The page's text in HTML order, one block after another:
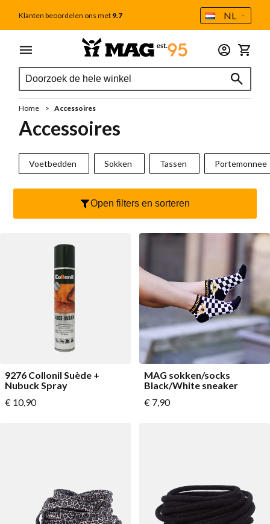
Klanten beoordelen ons met 9.7
Taal NL
Menu
Zoek
Zoek
Zoek
Alle dames
Sale
Outlet
Dames
Sneakers laag
Handgestikte mocassins
Lage schoenen
Vegan
Sandalen
Loafers
Veterlaarsjes
Workerboots
Laarzen
MAG Iconen
Alle heren
Sale
Heren
Handgestikte mocassins
Chelseaboot
Loafers
Outlet
Tweede Kans
Alle accessoires
Schoenverzorging
Accessoires
Voetbedden
Veters
Home Accessoires
Accessoires
Voetbedden Sokken Tassen Portemonnee
9276 Collonil Suède +
Nubuck Spray
€ 10,90
MAG sokken/socks
Black/White sneaker
Vanaf
€ 7,90
Open filters en sorteren